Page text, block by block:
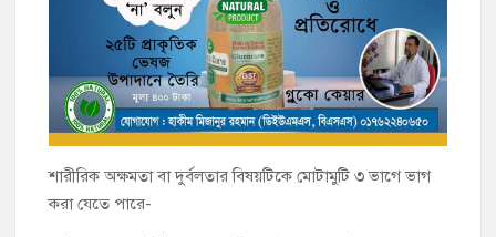
শারীরিক অক্ষমতা বা দুর্বলতার বিষয়টিকে মোটামুটি ৩ ভাগে ভাগ
করা যেতে পারে-